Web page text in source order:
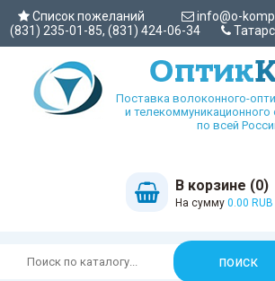
Список пожеланий info@o-
(831) 235-01-85, (831) 424-06-34
Поставка волоконного-
и телекоммуникационного
по всей
В корзине (0)
На сумму 0.00 RUB